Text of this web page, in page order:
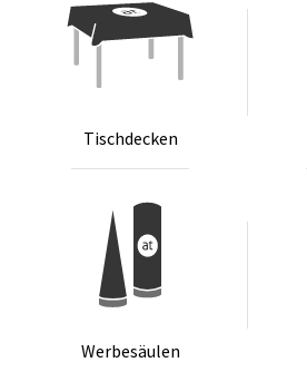
Tisch­de­cken
Wer­be­säu­len